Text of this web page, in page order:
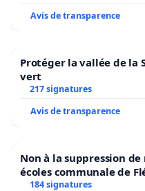
Avis de transparence
Protéger la vallée de
vert
217 signatures
Avis de transparence
Non à la suppression
écoles
184 signatures